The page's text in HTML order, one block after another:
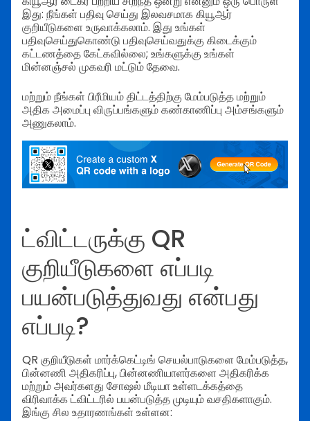
இது: நீங்கள் பதிவு செய்து இலவசமாக கியூஆர்
குறியீடுகளை உருவாக்கலாம். இது உங்கள்
பதிவுசெய்துகொண்டு பதிவுசெய்வதுக்கு கிடைக்கும்
கட்டணத்தை கேட்கவில்லை; உங்களுக்கு உங்கள்
மின்னஞ்சல் முகவரி மட்டும் தேவை.
மற்றும் நீங்கள் பிரீமியம் திட்டத்திற்கு மேம்படுத்த மற்றும்
அதிக அமைப்பு விருப்பங்களும் கண்காணிப்பு அம்சங்களும்
அணுகலாம்.
ட்விட்டருக்கு QR
குறியீடுகளை எப்படி
பயன்படுத்துவது என்பது
எப்படி?
QR குறியீடுகள் மார்க்கெட்டிங் செயல்பாடுகளை மேம்படுத்த,
பின்னணி அதிகரிப்பு, பின்னணியாளர்களை அதிகரிக்க
மற்றும் அவர்களது சோஷல் மீடியா உள்ளடக்கத்தை
விரிவாக்க ட்விட்டரில் பயன்படுத்த முடியும் வசதிகளாகும்.
இங்கு சில உதாரணங்கள் உள்ளன: